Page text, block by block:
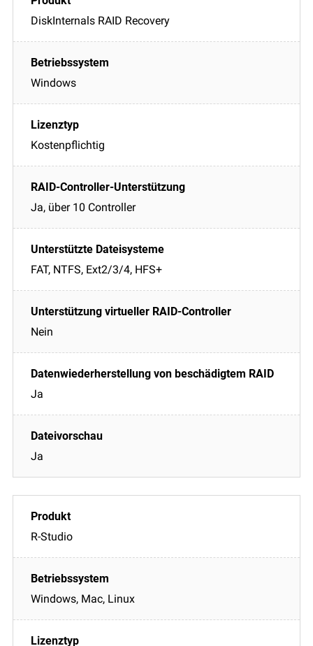
DiskInternals RAID Recovery
Windows
Kostenpflichtig
Ja, über 10 Controller
FAT, NTFS, Ext2/3/4, HFS+
Nein
Ja
Ja
R-Studio
Windows, Mac, Linux